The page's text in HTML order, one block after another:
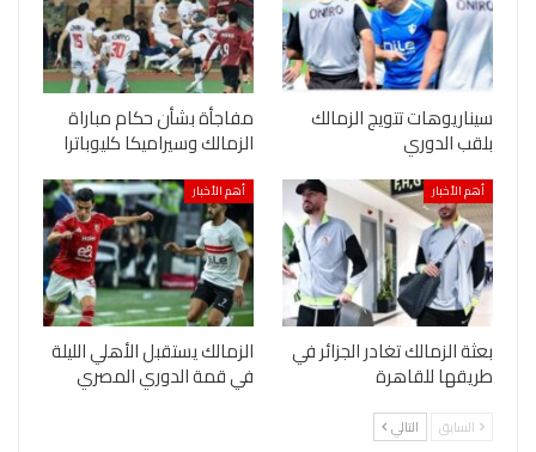
سيناريوهات تتويج الزمالك
بلقب الدوري
مفاجأة بشأن حكام مباراة
الزمالك وسيراميكا كليوباترا
أهم الأخبار
بعثة الزمالك تغادر الجزائر في
طريقها للقاهرة
أهم الأخبار
الزمالك يستقبل الأهلي الليلة
في قمة الدوري المصري
السابق التالي